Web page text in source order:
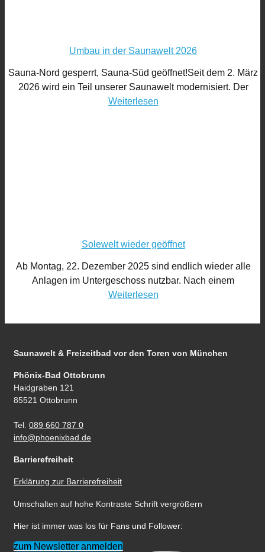
Umbau in der Saunawelt 2026
Sauna-Nord gesperrt, Sauna-Süd geöffnet!Seit dem 2. März
2026 wird ein Teil unserer Saunawelt modernisiert. Der
Weiterlesen
Solewelt wieder geöffnet
Ab Montag, 22. Dezember 2025 sind endlich wieder alle
Anlagen im Untergeschoss nutzbar. Nach einem
Weiterlesen
Saunawelt & Freizeitbad vor den Toren von München
Phönix-Bad Ottobrunn
Haidgraben 121
85521 Ottobrunn
Tel. 089 660 787 0
info@phoenixbad.de
Barrierefreiheit
Erklärung zur Barrierefreiheit
Umschalten auf hohe Kontraste Schrift vergrößern
Hier ist immer was los für Fans und Follower:
zum Newsletter anmelden